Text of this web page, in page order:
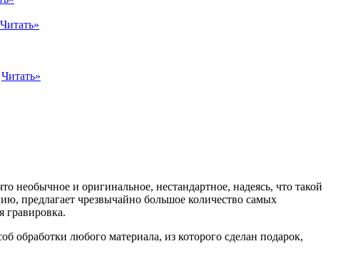
Читать»
Читать»
необычное и оригинальное, нестандартное, надеясь, что такой
предлагает чрезвычайно большое количество самых
гравировка.
обработки любого материала, из которого сделан подарок,